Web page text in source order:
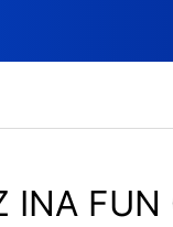
INA FUN